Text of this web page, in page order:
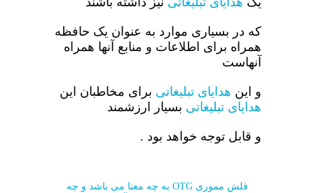
که در بسیاری موارد به عنوان یک حافظه
همراه برای اطلاعات و منابع آنها همراه
آنهاست
و این هدایای تبلیغاتی برای مخاطبان این
هدایای تبلیغاتی بسیار ارزشمند
و قابل توجه خواهد بود .
فلش مموری OTG به چه معنا می باشد و چه